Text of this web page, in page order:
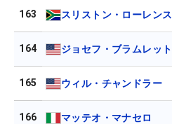
163 スリストン・ローレンス
164 ジョセフ・ブラムレット
165 ウィル・チャンドラー
166 マッテオ・マナセロ